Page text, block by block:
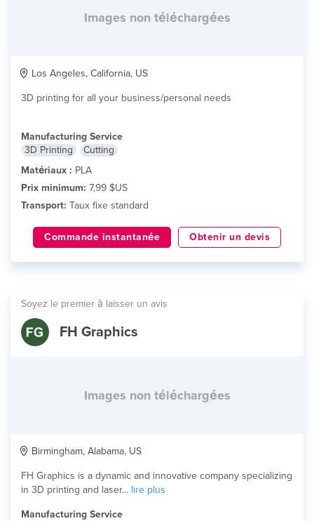
Images non téléchargées
Los Angeles, California, US
3D printing for all your business/personal needs
Manufacturing Service
3D Printing
Cutting
Matériaux : PLA
Prix minimum: 7,99 $US
Transport: Taux fixe standard
Commande instantanée Obtenir un devis
Soyez le premier à laisser un avis
FH Graphics
Images non téléchargées
Birmingham, Alabama, US
FH Graphics is a dynamic and innovative company specializing
in 3D printing and laser... lire plus
Manufacturing Service